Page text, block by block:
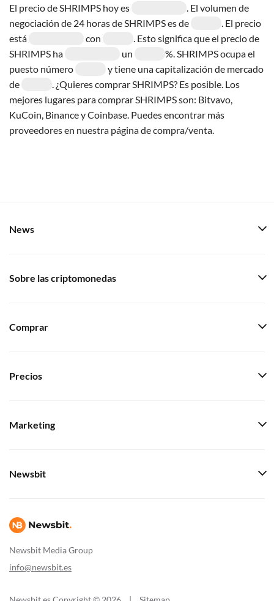
El precio de SHRIMPS hoy es
. El volumen de
negociación de 24 horas de SHRIMPS es de
. El precio
está
con
. Esto significa que el precio de
SHRIMPS ha
un
%. SHRIMPS ocupa el
puesto número
y tiene una capitalización de mercado
de
. ¿Quieres comprar SHRIMPS? Es posible. Los
mejores lugares para comprar SHRIMPS son: Bitvavo,
KuCoin, Binance y Coinbase. Puedes encontrar más
proveedores en nuestra página de compra/venta.
Newsbit Media Group
info@newsbit.es
News
Sobre las criptomonedas
Comprar
Precios
Marketing
Newsbit